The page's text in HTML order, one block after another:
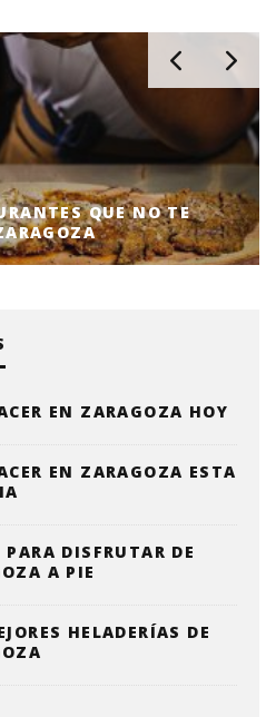
QUE NO TE
EN ZARAGOZA HOY
EN ZARAGOZA ESTA
PARA DISFRUTAR DE
A PIE
HELADERÍAS DE